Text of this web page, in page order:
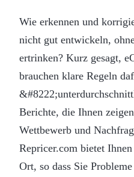
Wie erkennen und
nicht gut entwickeln,
ertrinken? Kurz gesagt,
brauchen klare Regeln
Berichte, die Ihnen
Wettbewerb und
Repricer.com bietet
Ort, so dass Sie